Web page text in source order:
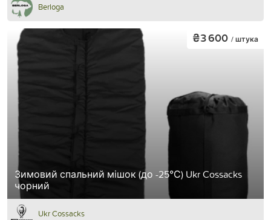
Berloga
Зимовий спальний мішок (до -25°С) Ukr Cossacks
чорний
₴3 600 / штука
Ukr Cossacks